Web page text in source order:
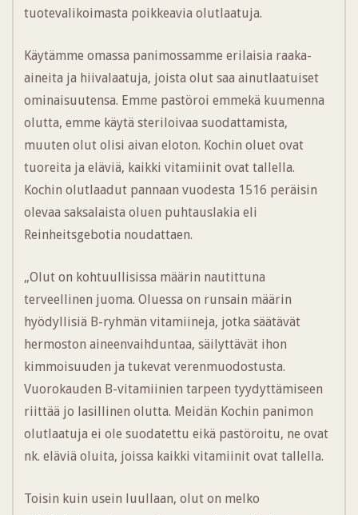
tuotevalikoimasta poikkeavia olutlaatuja.
Käytämme omassa panimossamme erilaisia raaka-
aineita ja hiivalaatuja, joista olut saa ainutlaatuiset
ominaisuutensa. Emme pastöroi emmekä kuumenna
olutta, emme käytä steriloivaa suodattamista,
muuten olut olisi aivan eloton. Kochin oluet ovat
tuoreita ja eläviä, kaikki vitamiinit ovat tallella.
Kochin olutlaadut pannaan vuodesta 1516 peräisin
olevaa saksalaista oluen puhtauslakia eli
Reinheitsgebotia noudattaen.
„Olut on kohtuullisissa määrin nautittuna
terveellinen juoma. Oluessa on runsain määrin
hyödyllisiä B-ryhmän vitamiineja, jotka säätävät
hermoston aineenvaihduntaa, säilyttävät ihon
kimmoisuuden ja tukevat verenmuodostusta.
Vuorokauden B-vitamiinien tarpeen tyydyttämiseen
riittää jo lasillinen olutta. Meidän Kochin panimon
olutlaatuja ei ole suodatettu eikä pastöroitu, ne ovat
nk. eläviä oluita, joissa kaikki vitamiinit ovat tallella.
Toisin kuin usein luullaan, olut on melko